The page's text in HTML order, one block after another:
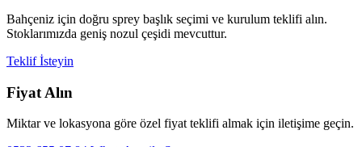
Bahçeniz için doğru sprey başlık seçimi ve kurulum teklifi alın.
Stoklarımızda geniş nozul çeşidi mevcuttur.
Teklif İsteyin
Fiyat Alın
Miktar ve lokasyona göre özel fiyat teklifi almak için iletişime geçin.